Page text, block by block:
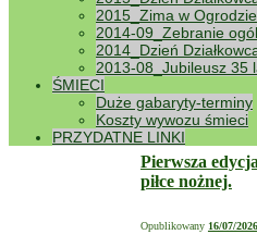
2015_Zima w Ogrodzie
2014-09_Zebranie
2014_Dzień
2013-08_Jubileusz 35
ŚMIECI
Duże gabaryty-terminy
Koszty wywozu śmieci
PRZYDATNE LINKI
nowe numery
lub usunąć z bazy
czas działały i
dzwonimy na
Camping
Pierwsza
piłce nożnej.
Opublikowany 16/07/2026